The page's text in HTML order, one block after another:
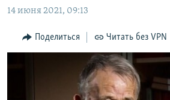
ТЕЛЕПРОЕКТ КРЫМ.РЕАЛИИ
СОВЕТЫ ПРАВОЗАЩИТНИКОВ
ПРОПАВШИЕ БЕЗ ВЕСТИ
Українською
14 июня 2021, 09:13
Поделиться Читать без VPN